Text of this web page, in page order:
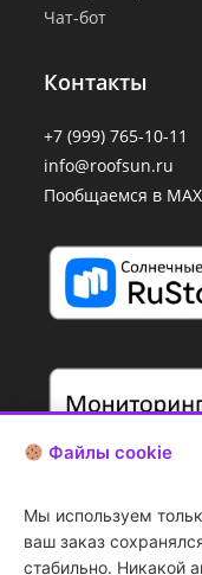
Чат-бот
Контакты
+7 (999) 765-10-11
info@roofsun.ru
Пообщаемся в MAX
Файлы cookie
Мы используем
ваш заказ
стабильно. Никакой